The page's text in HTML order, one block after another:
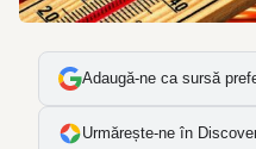
Adaugă-ne ca sursă
Urmărește-ne în